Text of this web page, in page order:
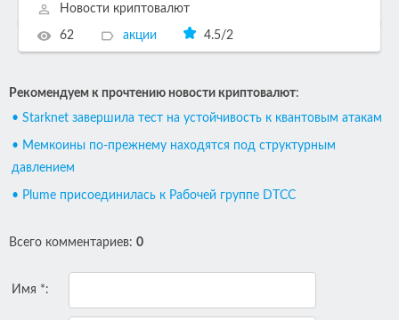
Новости криптовалют
62 акции 4.5/2
Рекомендуем к прочтению новости криптовалют:
• Starknet завершила тест на устойчивость к квантовым атакам
• Мемкоины по-прежнему находятся под структурным
давлением
• Plume присоединилась к Рабочей группе DTCC
Всего комментариев: 0
Имя *: